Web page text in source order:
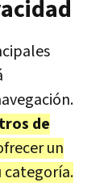
de
un
categoría.